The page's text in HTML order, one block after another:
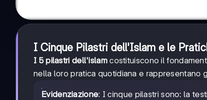
I Cinque Pilastri dell'Islam e le
I 5 pilastri dell'islamcostituiscono il
nella loro pratica quotidiana e rappresentano
Evidenziazione: I cinque pilastri sono: la